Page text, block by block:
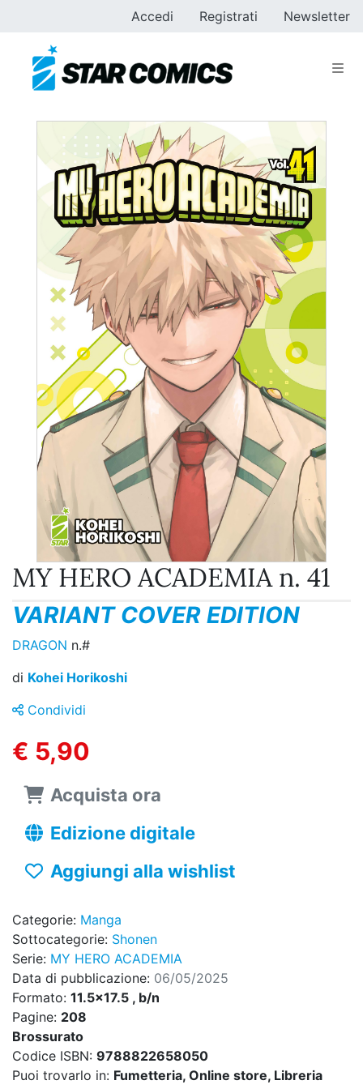
Accedi Registrati Newsletter
MY HERO ACADEMIA n. 41
VARIANT COVER EDITION
DRAGON n.#
di Kohei Horikoshi
Condividi
€ 5,90
Acquista ora
Edizione digitale
Aggiungi alla wishlist
Categorie: Manga
Sottocategorie: Shonen
Serie: MY HERO ACADEMIA
Data di pubblicazione: 06/05/2025
Formato: 11.5x17.5 , b/n
Pagine: 208
Brossurato
Codice ISBN: 9788822658050
Puoi trovarlo in: Fumetteria, Online store, Libreria